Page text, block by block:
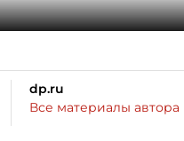
dp.ru
Все материалы автора